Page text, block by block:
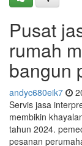
Pusat
rumah
bangun
andyc680eik7
Servis jasa
membikin
tahun 2024.
pesanan